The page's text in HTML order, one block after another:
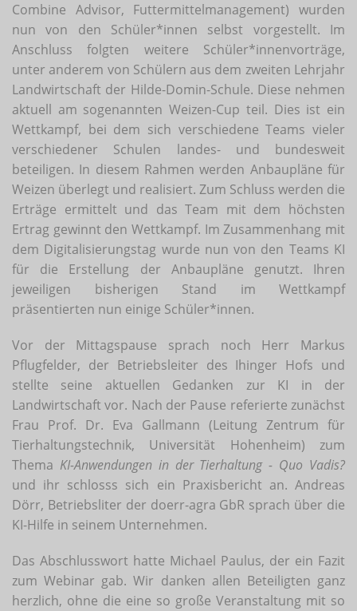
Combine Advisor, Futtermittelmanagement) wurden
nun von den Schüler*innen selbst vorgestellt. Im
Anschluss folgten weitere Schüler*innenvorträge,
unter anderem von Schülern aus dem zweiten Lehrjahr
Landwirtschaft der Hilde-Domin-Schule. Diese nehmen
aktuell am sogenannten Weizen-Cup teil. Dies ist ein
Wettkampf, bei dem sich verschiedene Teams vieler
verschiedener Schulen landes- und bundesweit
beteiligen. In diesem Rahmen werden Anbaupläne für
Weizen überlegt und realisiert. Zum Schluss werden die
Erträge ermittelt und das Team mit dem höchsten
Ertrag gewinnt den Wettkampf. Im Zusammenhang mit
dem Digitalisierungstag wurde nun von den Teams KI
für die Erstellung der Anbaupläne genutzt. Ihren
jeweiligen bisherigen Stand im Wettkampf
präsentierten nun einige Schüler*innen.
Vor der Mittagspause sprach noch Herr Markus
Pflugfelder, der Betriebsleiter des Ihinger Hofs und
stellte seine aktuellen Gedanken zur KI in der
Landwirtschaft vor. Nach der Pause referierte zunächst
Frau Prof. Dr. Eva Gallmann (Leitung Zentrum für
Tierhaltungstechnik, Universität Hohenheim) zum
Thema KI-Anwendungen in der Tierhaltung - Quo Vadis?
und ihr schlosss sich ein Praxisbericht an. Andreas
Dörr, Betriebsliter der doerr-agra GbR sprach über die
KI-Hilfe in seinem Unternehmen.
Das Abschlusswort hatte Michael Paulus, der ein Fazit
zum Webinar gab. Wir danken allen Beteiligten ganz
herzlich, ohne die eine so große Veranstaltung mit so